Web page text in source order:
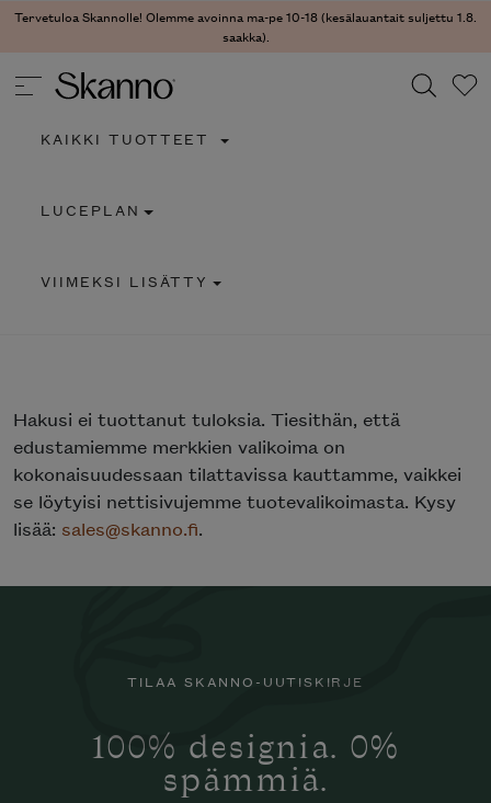
Tervetuloa Skannolle! Olemme avoinna ma-pe 10-18 (kesälauantait suljettu 1.8.
saakka).
Type 2 or more characters for results.
KAIKKI TUOTTEET
LUCEPLAN
VIIMEKSI LISÄTTY
Hakusi ei tuottanut tuloksia. Tiesithän, että
edustamiemme merkkien valikoima on
kokonaisuudessaan tilattavissa kauttamme, vaikkei
se löytyisi nettisivujemme tuotevalikoimasta. Kysy
lisää: sales@skanno.fi.
TILAA SKANNO-UUTISKIRJE
100% designia. 0%
spämmiä.